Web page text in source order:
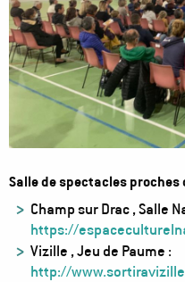
Salle de spectacles proches
Champ sur Drac , Salle
https://
Vizille , Jeu de Paume :
http://